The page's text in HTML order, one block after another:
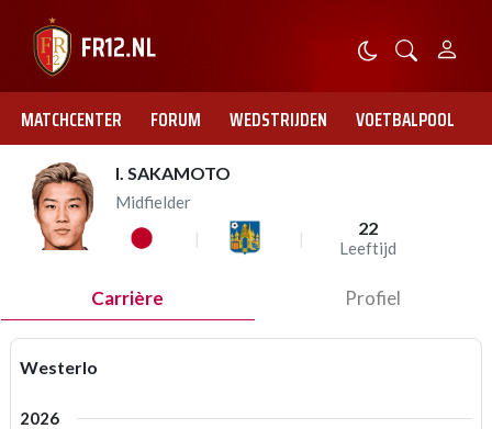
MATCHCENTER FORUM WEDSTRIJDEN VOETBALPOOL
I. SAKAMOTO
Midfielder
22
Leeftijd
Carrière Profiel
Westerlo
2026